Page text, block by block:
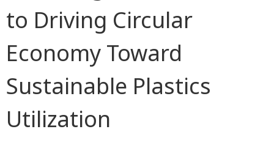
to Driving Circular
Economy Toward
Sustainable Plastics
Utilization